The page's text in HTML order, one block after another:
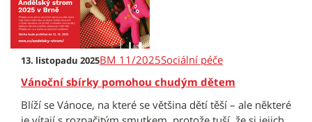
13. listopadu 2025BM 11/2025Sociální péče
Vánoční sbírky pomohou chudým dětem
Blíží se Vánoce, na které se většina dětí těší – ale některé